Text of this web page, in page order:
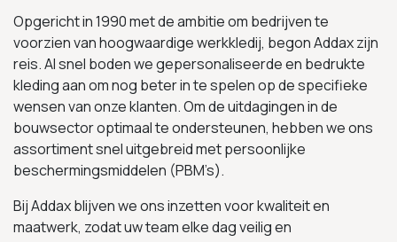
Opgericht in 1990 met de ambitie om bedrijven te
voorzien van hoogwaardige werkkledij, begon Addax zijn
reis. Al snel boden we gepersonaliseerde en bedrukte
kleding aan om nog beter in te spelen op de specifieke
wensen van onze klanten. Om de uitdagingen in de
bouwsector optimaal te ondersteunen, hebben we ons
assortiment snel uitgebreid met persoonlijke
beschermingsmiddelen (PBM’s).
Bij Addax blijven we ons inzetten voor kwaliteit en
maatwerk, zodat uw team elke dag veilig en